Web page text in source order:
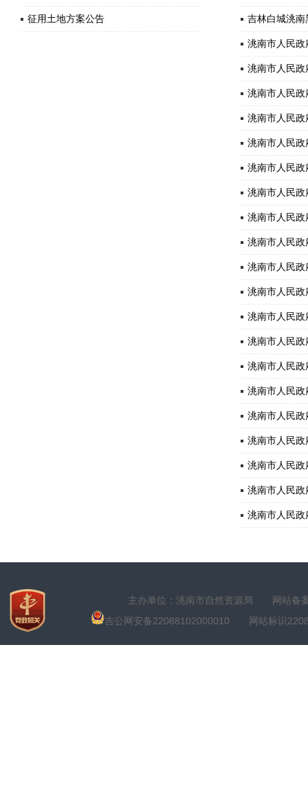
征用土地方案公告 吉林白城洮
洮南市人民
洮南市人民
洮南市人民
洮南市人民
洮南市人民
洮南市人民
洮南市人民
洮南市人民
洮南市人民
洮南市人民
洮南市人民
洮南市人民
洮南市人民
洮南市人民
洮南市人民
洮南市人民
洮南市人民
洮南市人民
洮南市人民
洮南市人民政
主办单位：洮南市自然资源局
网站备
吉公网安备22088102000010 网站标识